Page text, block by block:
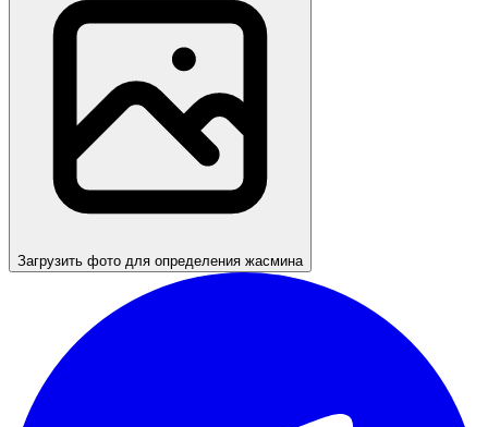
Загрузить фото для определения жасмина